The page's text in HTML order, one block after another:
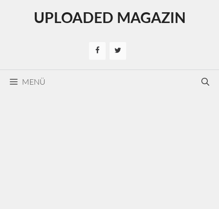
UPLOADED MAGAZIN
MENÜ